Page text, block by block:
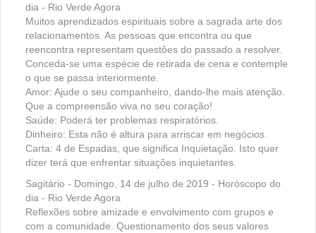
dia - Rio Verde Agora
Muitos aprendizados espirituais sobre a sagrada arte dos
relacionamentos. As pessoas que encontra ou que
reencontra representam questões do passado a resolver.
Conceda-se uma espécie de retirada de cena e contemple
o que se passa interiormente.
Amor: Ajude o seu companheiro, dando-lhe mais atenção.
Que a compreensão viva no seu coração!
Saúde: Poderá ter problemas respiratórios.
Dinheiro: Esta não é altura para arriscar em negócios.
Carta: 4 de Espadas, que significa Inquietação. Isto quer
dizer terá que enfrentar situações inquietantes.
Sagitário - Domingo, 14 de julho de 2019 - Horóscopo do
dia - Rio Verde Agora
Reflexões sobre amizade e envolvimento com grupos e
com a comunidade. Questionamento dos seus valores